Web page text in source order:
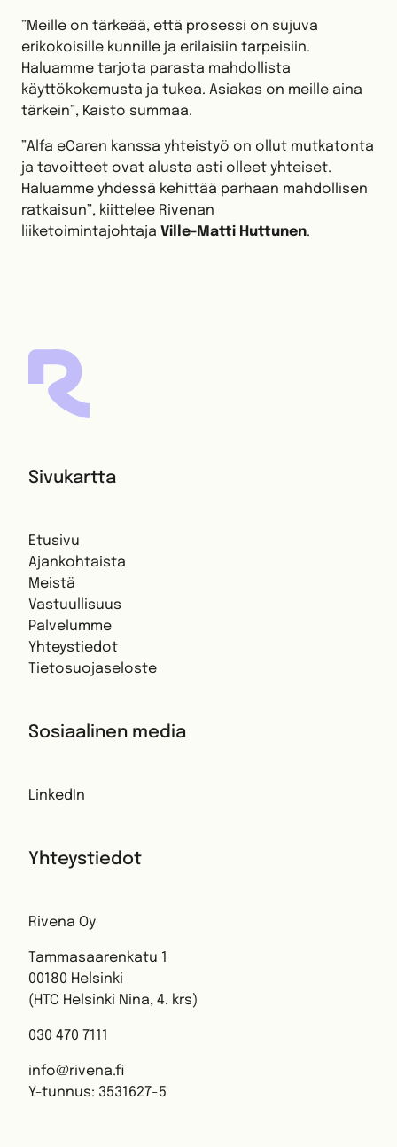
”Meille on tärkeää, että prosessi on sujuva
erikokoisille kunnille ja erilaisiin tarpeisiin.
Haluamme tarjota parasta mahdollista
käyttökokemusta ja tukea. Asiakas on meille aina
tärkein”, Kaisto summaa.
”Alfa eCaren kanssa yhteistyö on ollut mutkatonta
ja tavoitteet ovat alusta asti olleet yhteiset.
Haluamme yhdessä kehittää parhaan mahdollisen
ratkaisun”, kiittelee Rivenan
liiketoimintajohtaja Ville-Matti Huttunen.
Sivukartta
Etusivu
Ajankohtaista
Meistä
Vastuullisuus
Palvelumme
Yhteystiedot
Tietosuojaseloste
Sosiaalinen media
LinkedIn
Yhteystiedot
Rivena Oy
Tammasaarenkatu 1
00180 Helsinki
(HTC Helsinki Nina, 4. krs)
030 470 7111
info@rivena.fi
Y-tunnus: 3531627-5